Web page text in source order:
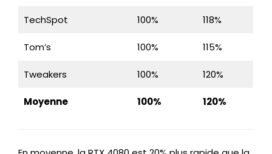
TechSpot 100% 118%
Tom’s 100% 115%
Tweakers 100% 120%
Moyenne 100% 120%